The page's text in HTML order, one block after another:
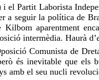
i el Partit Laborista
a seguir la política de
Kilbom aparentment
intermèdia. Haurà d’
Comunista de
és inevitable que els
amb el seu nucli